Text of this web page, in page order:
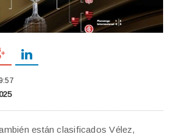
están clasificados Vélez,